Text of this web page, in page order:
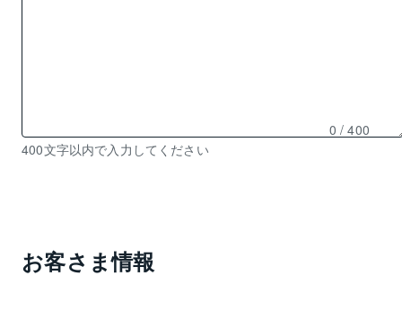
残
入
力
0 / 400
400文字以内で入力してください
お客さま情報